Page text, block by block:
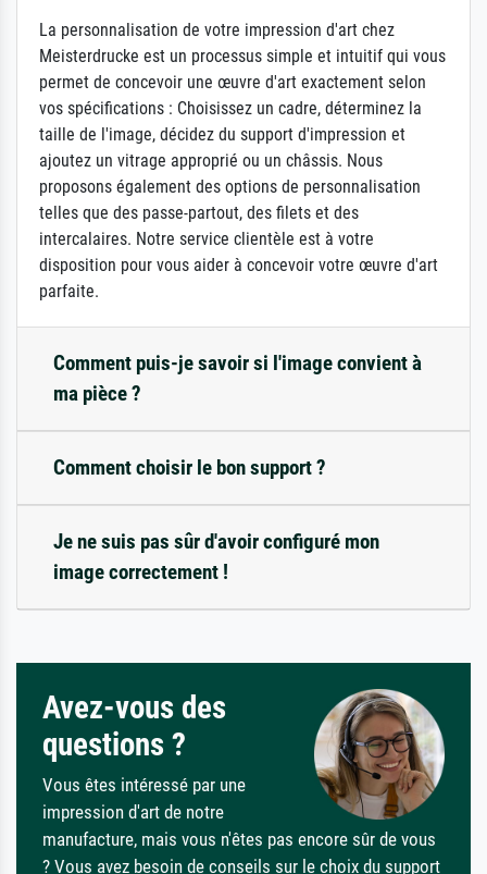
La personnalisation de votre impression d'art chez
Meisterdrucke est un processus simple et intuitif qui vous
permet de concevoir une œuvre d'art exactement selon
vos spécifications : Choisissez un cadre, déterminez la
taille de l'image, décidez du support d'impression et
ajoutez un vitrage approprié ou un châssis. Nous
proposons également des options de personnalisation
telles que des passe-partout, des filets et des
intercalaires. Notre service clientèle est à votre
disposition pour vous aider à concevoir votre œuvre d'art
parfaite.
Comment puis-je savoir si l'image convient à
ma pièce ?
Comment choisir le bon support ?
Je ne suis pas sûr d'avoir configuré mon
image correctement !
Avez-vous des
questions ?
Vous êtes intéressé par une
impression d'art de notre
manufacture, mais vous n'êtes pas encore sûr de vous
? Vous avez besoin de conseils sur le choix du support